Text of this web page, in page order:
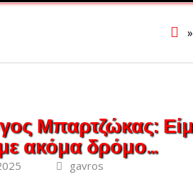
»
Μπαρτζώκας:
ακόμα δρόμο…
gavros